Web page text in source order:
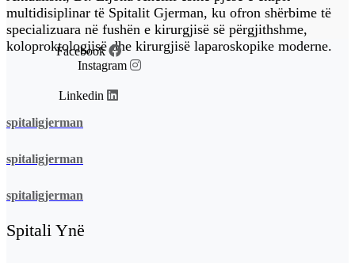
multidisiplinar të Spitalit Gjerman, ku ofron shërbime të
specializuara në fushën e kirurgjisë së përgjithshme,
koloproktologjisë dhe kirurgjisë laparoskopike moderne.
Facebook
Instagram
Linkedin
spitaligjerman
spitaligjerman
spitaligjerman
Spitali Ynë